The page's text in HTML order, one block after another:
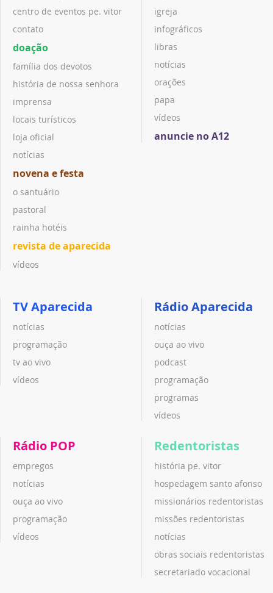
centro de eventos pe. vitor
contato
doação
família dos devotos
história de nossa senhora
imprensa
locais turísticos
loja oficial
notícias
novena e festa
o santuário
pastoral
rainha hotéis
revista de aparecida
vídeos
igreja
infográficos
libras
notícias
orações
papa
vídeos
anuncie no A12
TV Aparecida
notícias
programação
tv ao vivo
vídeos
Rádio Aparecida
notícias
ouça ao vivo
podcast
programação
programas
vídeos
Rádio POP
empregos
notícias
ouça ao vivo
programação
vídeos
Redentoristas
história pe. vitor
hospedagem santo afonso
missionários redentoristas
missões redentoristas
notícias
obras sociais redentoristas
secretariado vocacional